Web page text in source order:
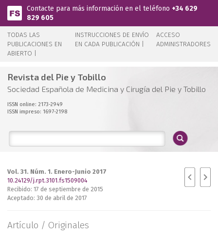
Pasar al contenido principal
Contacte para más información en el teléfono +34 629
829 605
TODAS LAS
PUBLICACIONES EN
ABIERTO |
INSTRUCCIONES DE ENVÍO
EN CADA PUBLICACIÓN |
ACCESO
ADMINISTRADORES
Revista del Pie y Tobillo
Sociedad Española de Medicina y Cirugía del Pie y Tobillo
ISSN online: 2173-2949
ISSN impreso: 1697-2198
Vol. 31. Núm. 1. Enero-Junio 2017
10.24129/j.rpt.3101.fs1509004
Recibido: 17 de septiembre de 2015
Aceptado: 30 de abril de 2017
Artículo / Originales